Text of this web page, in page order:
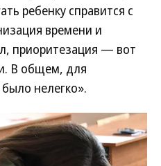
ребенку справится с
времени и
приоритезация — вот
В общем, для
нелегко».